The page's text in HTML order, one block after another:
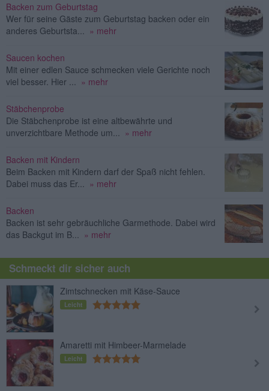
Backen zum Geburtstag
Wer für seine Gäste zum Geburtstag backen oder ein
anderes Geburtsta... » mehr
Saucen kochen
Mit einer edlen Sauce schmecken viele Gerichte noch
viel besser. Hier ... » mehr
Stäbchenprobe
Die Stäbchenprobe ist eine altbewährte und
unverzichtbare Methode um... » mehr
Backen mit Kindern
Beim Backen mit Kindern darf der Spaß nicht fehlen.
Dabei muss das Er... » mehr
Backen
Backen ist sehr gebräuchliche Garmethode. Dabei wird
das Backgut im B... » mehr
Schmeckt dir sicher auch
Zimtschnecken mit Käse-Sauce
Leicht
Amaretti mit Himbeer-Marmelade
Leicht